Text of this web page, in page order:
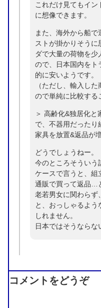
これだけ見てもイ
に想像できます。
また、海外から船
ストが掛かりそうに
ダで大量の荷物を
ので、日本国内をト
的に安いようです。
（ただし、輸入し
ので単純に比較する
＞ 高齢化&独居化と
で、不器用だったり
家具を放置&返品が
どうでしょうねー。
今のところそういう
ケースで言うと、組
通販で買って返品…
老若男女に関わらず
と、おっしゃるよう
しれません。
日本ではそうならな
コメントをどうぞ